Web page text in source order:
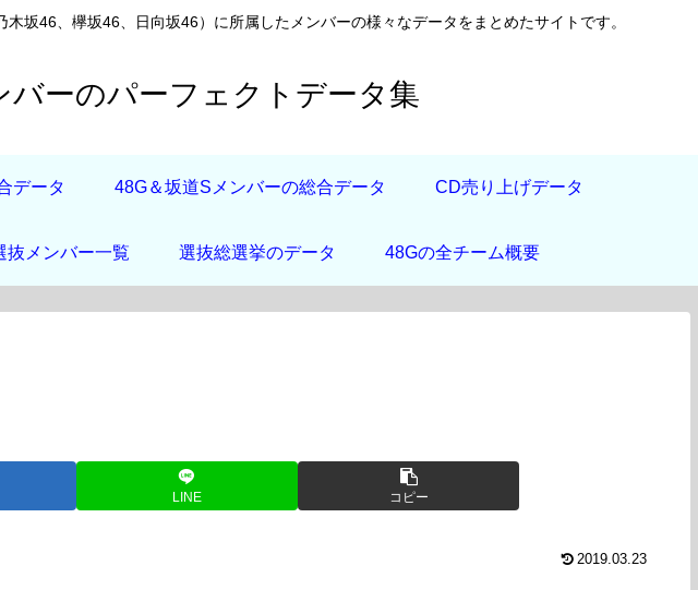
坂46、欅坂46、日向坂46）に所属したメンバーの様々なデータをまとめたサイトです。
ーのパーフェクトデータ集
データ 48G＆坂道Sメンバーの総合データ CD売り上げデータ
抜メンバー一覧 選抜総選挙のデータ 48Gの全チーム概要
LINE コピー
2019.03.23